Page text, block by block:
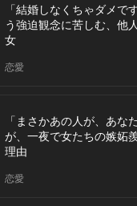
「結婚しなくちゃダメで
う強迫観念に苦しむ、他
女
恋愛
「まさかあの人が、あな
が、一夜で女たちの嫉妬
理由
恋愛